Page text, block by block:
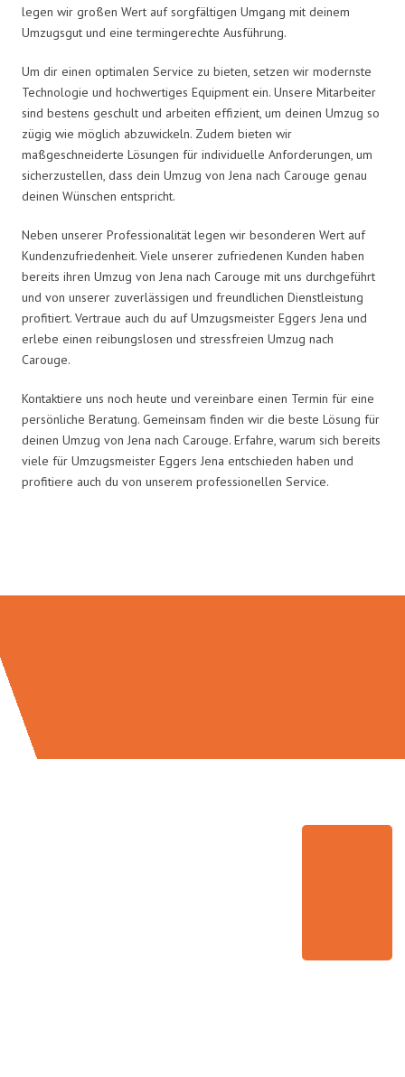
legen wir großen Wert auf sorgfältigen Umgang mit deinem
Umzugsgut und eine termingerechte Ausführung.
Um dir einen optimalen Service zu bieten, setzen wir modernste
Technologie und hochwertiges Equipment ein. Unsere Mitarbeiter
sind bestens geschult und arbeiten effizient, um deinen Umzug so
zügig wie möglich abzuwickeln. Zudem bieten wir
maßgeschneiderte Lösungen für individuelle Anforderungen, um
sicherzustellen, dass dein Umzug von Jena nach Carouge genau
deinen Wünschen entspricht.
Neben unserer Professionalität legen wir besonderen Wert auf
Kundenzufriedenheit. Viele unserer zufriedenen Kunden haben
bereits ihren Umzug von Jena nach Carouge mit uns durchgeführt
und von unserer zuverlässigen und freundlichen Dienstleistung
profitiert. Vertraue auch du auf Umzugsmeister Eggers Jena und
erlebe einen reibungslosen und stressfreien Umzug nach
Carouge.
Kontaktiere uns noch heute und vereinbare einen Termin für eine
persönliche Beratung. Gemeinsam finden wir die beste Lösung für
deinen Umzug von Jena nach Carouge. Erfahre, warum sich bereits
viele für Umzugsmeister Eggers Jena entschieden haben und
profitiere auch du von unserem professionellen Service.